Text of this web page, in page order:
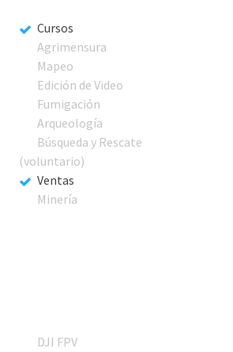
Cursos
Agrimensura
Mapeo
Edición de Video
Fumigación
Arqueología
Búsqueda y Rescate
(voluntario)
Ventas
Minería
DJI FPV